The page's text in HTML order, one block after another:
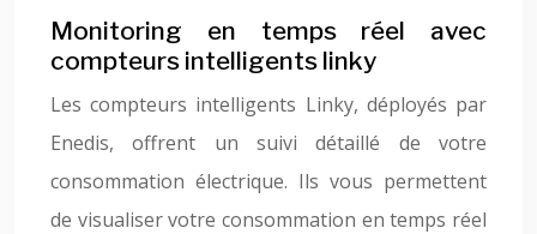
Monitoring en temps réel avec
compteurs intelligents linky
Les compteurs intelligents Linky, déployés par
Enedis, offrent un suivi détaillé de votre
consommation électrique. Ils vous permettent
de visualiser votre consommation en temps réel